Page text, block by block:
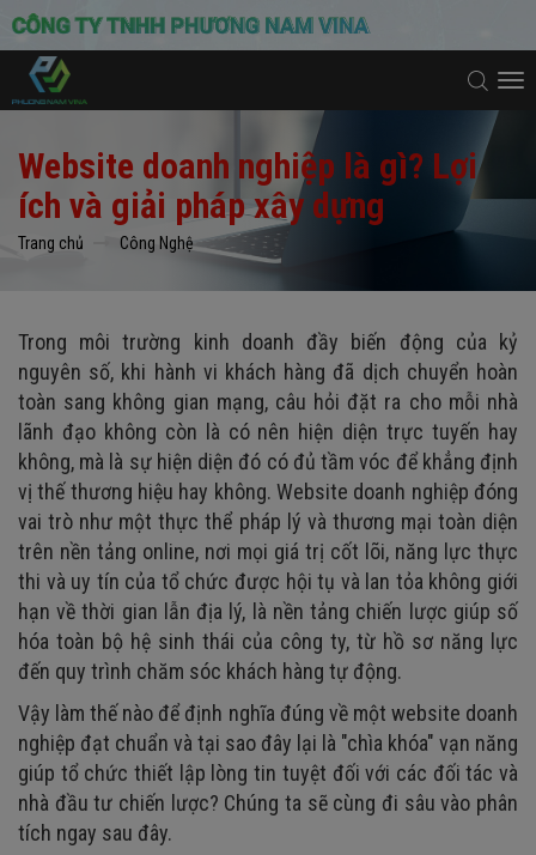
Website doanh nghiệp là gì? Lợi
ích và giải pháp xây dựng
Trang chủ Công Nghệ
Trong môi trường kinh doanh đầy biến động của kỷ
nguyên số, khi hành vi khách hàng đã dịch chuyển hoàn
toàn sang không gian mạng, câu hỏi đặt ra cho mỗi nhà
lãnh đạo không còn là có nên hiện diện trực tuyến hay
không, mà là sự hiện diện đó có đủ tầm vóc để khẳng định
vị thế thương hiệu hay không. Website doanh nghiệp đóng
vai trò như một thực thể pháp lý và thương mại toàn diện
trên nền tảng online, nơi mọi giá trị cốt lõi, năng lực thực
thi và uy tín của tổ chức được hội tụ và lan tỏa không giới
hạn về thời gian lẫn địa lý, là nền tảng chiến lược giúp số
hóa toàn bộ hệ sinh thái của công ty, từ hồ sơ năng lực
đến quy trình chăm sóc khách hàng tự động.
Vậy làm thế nào để định nghĩa đúng về một website doanh
nghiệp đạt chuẩn và tại sao đây lại là "chìa khóa" vạn năng
giúp tổ chức thiết lập lòng tin tuyệt đối với các đối tác và
nhà đầu tư chiến lược? Chúng ta sẽ cùng đi sâu vào phân
tích ngay sau đây.